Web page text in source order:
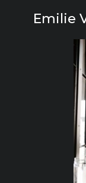
Emilie